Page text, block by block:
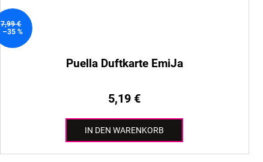
7,99 €
–35 %
Puella Duftkarte EmiJa
5,19 €
IN DEN WARENKORB